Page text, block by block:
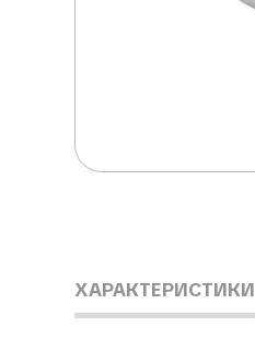
ХАРАКТЕРИСТИКИ